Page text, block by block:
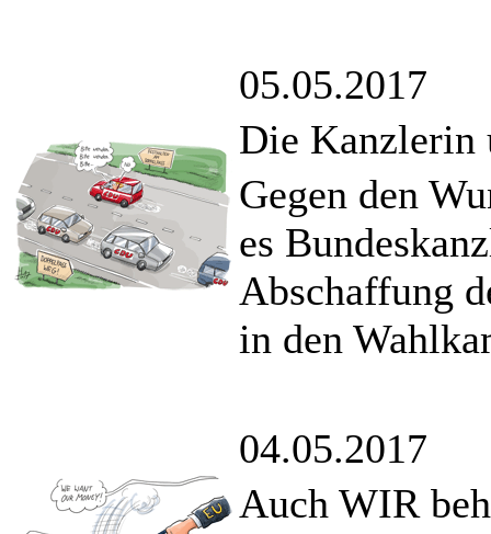
05.05.2017
Die Kanzlerin
Gegen den
es
Abschaffung
in den
04.05.2017
Auch WIR